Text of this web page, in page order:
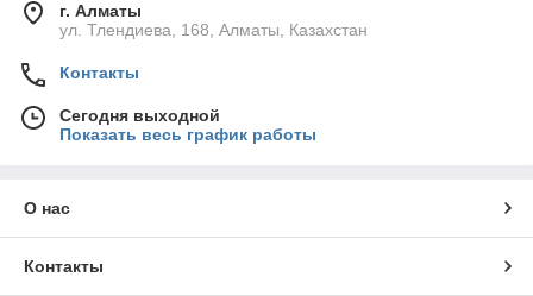
г. Алматы
ул. Тлендиева, 168, Алматы, Казахстан
Контакты
Сегодня выходной
Показать весь график работы
О нас
Контакты